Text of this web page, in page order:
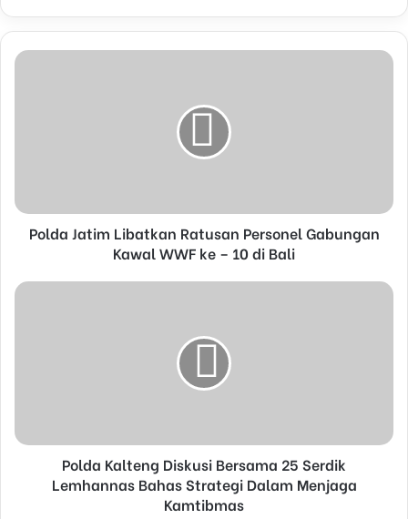
y
u
d
s
Polda Jatim Libatkan Ratusan Personel Gabungan
Kawal WWF ke – 10 di Bali
Polda Kalteng Diskusi Bersama 25 Serdik
Lemhannas Bahas Strategi Dalam Menjaga
Kamtibmas